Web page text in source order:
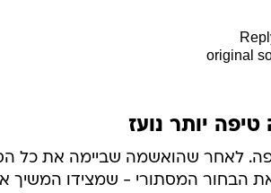
יותר נועז
לאחר שהואשמה שביימה את כל
הבחור המסתורי - שמצידו המשיך